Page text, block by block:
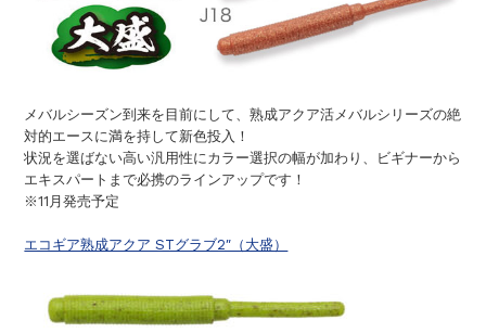
メバルシーズン到来を目前にして、熟成アクア活メバルシリーズの絶
対的エースに満を持して新色投入！
状況を選ばない高い汎用性にカラー選択の幅が加わり、ビギナーから
エキスパートまで必携のラインアップです！
※11月発売予定
エコギア熟成アクア STグラブ2″（大盛）